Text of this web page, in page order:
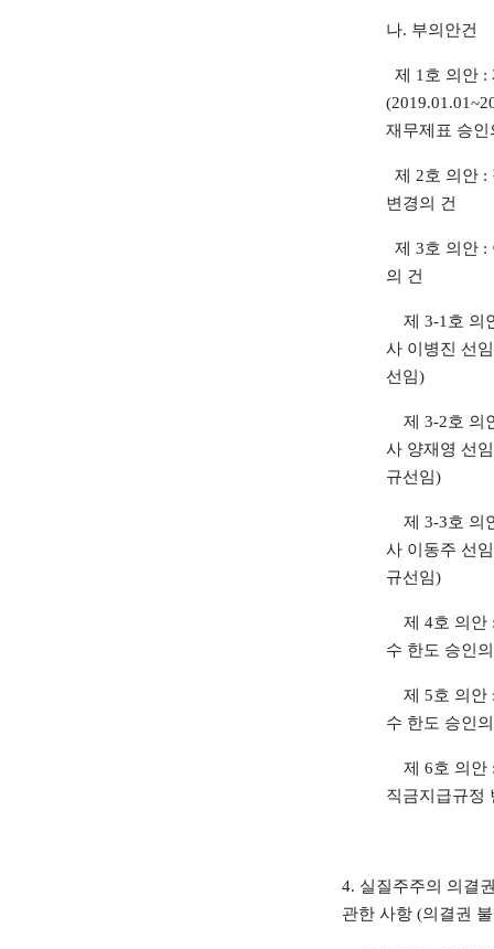
나. 부의안건
제 1호 의안 :
재무제표 승인
제 2호 의안 :
변경의 건
제 3호 의안 :
의 건
제 3-1호 의
사 이병진 선
선임)
제 3-2호 의
사 양재영 선
규선임)
제 3-3호 의
사 이동주 선
규선임)
제 4호 의안
수 한도 승인
제 5호 의안
수 한도 승인
제 6호 의안
직금지급규정
4. 실질주주의 의결
관한 사항 (의결권